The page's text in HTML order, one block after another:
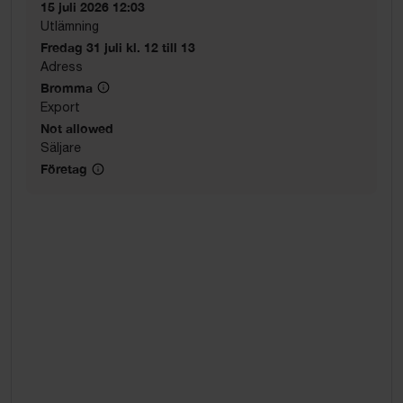
15 juli 2026 12:03
Utlämning
Fredag 31 juli kl. 12 till 13
Adress
Bromma
Export
Not allowed
Säljare
Företag